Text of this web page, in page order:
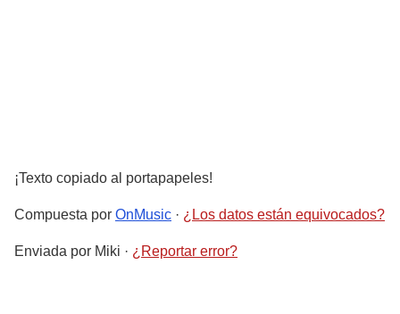
¡Texto copiado al portapapeles!
Compuesta por OnMusic · ¿Los datos están equivocados?
Enviada por Miki · ¿Reportar error?